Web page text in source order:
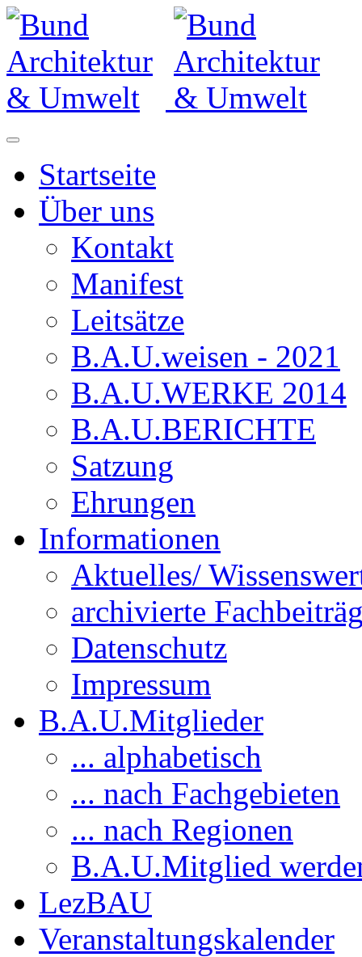
Startseite
Über uns
Kontakt
Manifest
Leitsätze
B.A.U.weisen - 2021
B.A.U.WERKE 2014
B.A.U.BERICHTE
Satzung
Ehrungen
Informationen
Aktuelles/
archivierte
Datenschutz
Impressum
B.A.U.Mitglieder
... alphabetisch
... nach Fachgebieten
... nach Regionen
B.A.U.Mitglied
LezBAU
Veranstaltungskalender